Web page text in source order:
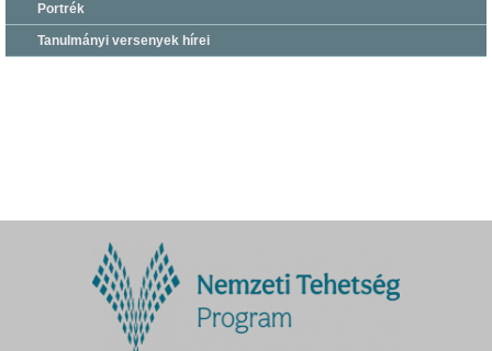
Portrék
Tanulmányi versenyek hírei